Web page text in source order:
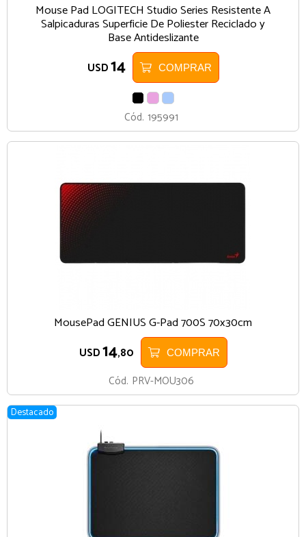
Mouse Pad LOGITECH Studio Series Resistente A
Salpicaduras Superficie De Poliester Reciclado y
Base Antideslizante
USD14 COMPRAR
CLARO
Cód. 195991
MousePad GENIUS G-Pad 700S 70x30cm
USD14,80 COMPRAR
Cód. PRV-MOU306
Destacado